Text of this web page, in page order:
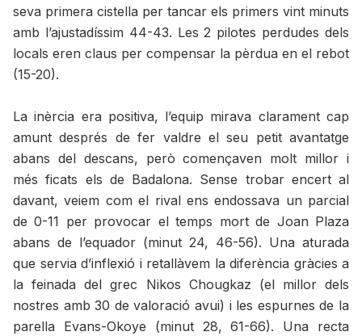
seva primera cistella per tancar els primers vint minuts
amb l’ajustadíssim 44-43. Les 2 pilotes perdudes dels
locals eren claus per compensar la pèrdua en el rebot
(15-20).
La inèrcia era positiva, l’equip mirava clarament cap
amunt després de fer valdre el seu petit avantatge
abans del descans, però començaven molt millor i
més ficats els de Badalona. Sense trobar encert al
davant, veiem com el rival ens endossava un parcial
de 0-11 per provocar el temps mort de Joan Plaza
abans de l’equador (minut 24, 46-56). Una aturada
que servia d’inflexió i retallàvem la diferència gràcies a
la feinada del grec Nikos Chougkaz (el millor dels
nostres amb 30 de valoració avui) i les espurnes de la
parella Evans-Okoye (minut 28, 61-66). Una recta